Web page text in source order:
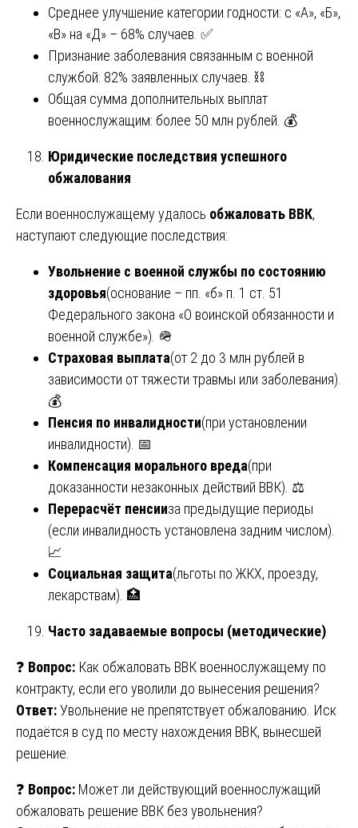
Среднее улучшение категории годности: с «А», «Б»,
«В» на «Д» – 68% случаев. ✅
Признание заболевания связанным с военной
службой: 82% заявленных случаев. ⛓️
Общая сумма дополнительных выплат
военнослужащим: более 50 млн рублей. 💰
Юридические последствия успешного
обжалования
Если военнослужащему удалось обжаловать ВВК,
наступают следующие последствия:
Увольнение с военной службы по состоянию
здоровья(основание – пп. «б» п. 1 ст. 51
Федерального закона «О воинской обязанности и
военной службе»). 🪖
Страховая выплата(от 2 до 3 млн рублей в
зависимости от тяжести травмы или заболевания).
💰
Пенсия по инвалидности(при установлении
инвалидности). 📅
Компенсация морального вреда(при
доказанности незаконных действий ВВК). ⚖️
Перерасчёт пенсииза предыдущие периоды
(если инвалидность установлена задним числом).
📈
Социальная защита(льготы по ЖКХ, проезду,
лекарствам). 🏥
Часто задаваемые вопросы (методические)
❓ Вопрос: Как обжаловать ВВК военнослужащему по
контракту, если его уволили до вынесения решения?
Ответ:Увольнение не препятствует обжалованию. Иск
подаётся в суд по месту нахождения ВВК, вынесшей
решение.
❓ Вопрос: Может ли действующий военнослужащий
обжаловать решение ВВК без увольнения?